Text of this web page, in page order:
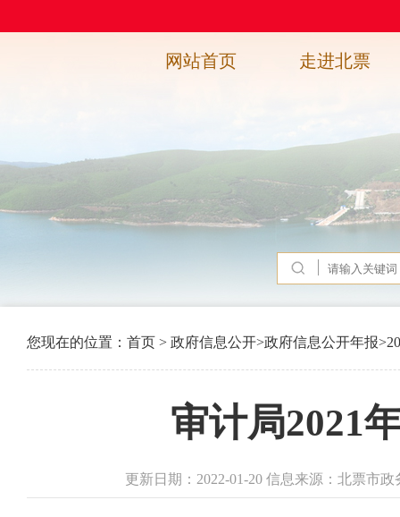
网站首页 走进北票
您现在的位置： 首页 > 政府信息公开>政府信息公开年报>
审计局2021
更新日期：2022-01-20 信息来源：北票市